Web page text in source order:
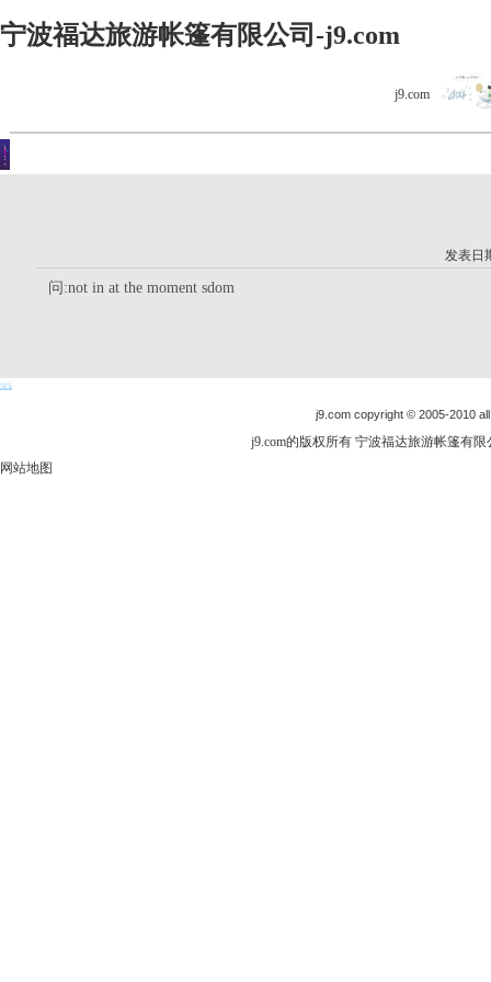
宁波福达旅游帐篷有限公司-j9.com
j9.com
发表日
问:not in at the moment sdom
j9.com copyright © 2005-2010
j9.com的版权所有 宁波福达旅游帐篷有
网站地图